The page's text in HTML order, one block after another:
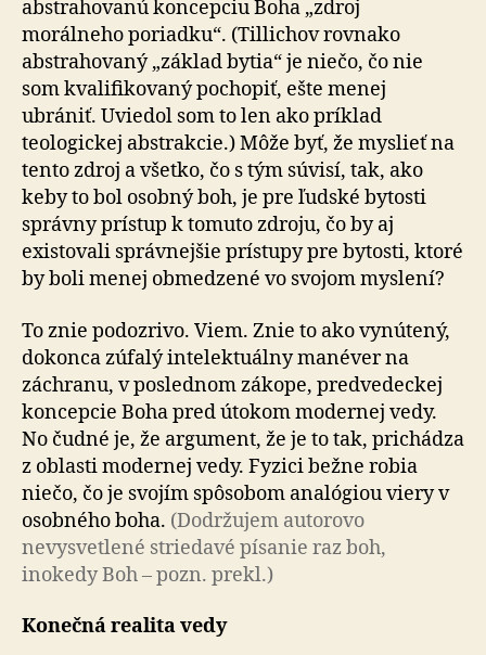
abstrahovanú koncepciu Boha „zdroj
morálneho poriadku“. (Tillichov rovnako
abstrahovaný „základ bytia“ je niečo, čo nie
som kvalifikovaný pochopiť, ešte menej
ubrániť. Uviedol som to len ako príklad
teologickej abstrakcie.) Môže byť, že myslieť na
tento zdroj a všetko, čo s tým súvisí, tak, ako
keby to bol osobný boh, je pre ľudské bytosti
správny prístup k tomuto zdroju, čo by aj
existovali správnejšie prístupy pre bytosti, ktoré
by boli menej obmedzené vo svojom myslení?
To znie podozrivo. Viem. Znie to ako vynútený,
dokonca zúfalý intelektuálny manéver na
záchranu, v poslednom zákope, predvedeckej
koncepcie Boha pred útokom modernej vedy.
No čudné je, že argument, že je to tak, prichádza
z oblasti modernej vedy. Fyzici bežne robia
niečo, čo je svojím spôsobom analógiou viery v
osobného boha. (Dodržujem autorovo
nevysvetlené striedavé písanie raz boh,
inokedy Boh – pozn. prekl.)
Konečná realita vedy